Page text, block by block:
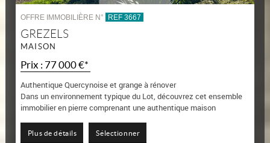
OFFRE IMMOBILIÈRE N° REF 3667
GREZELS
MAISON
Prix : 77 000 €*
Authentique Quercynoise et grange à rénover
Dans un environnement typique du Lot, découvrez cet ensemble
immobilier en pierre comprenant une authentique maison
Plus de détails Sélectionner